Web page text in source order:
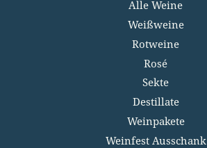
Alle Weine
Weißweine
Rotweine
Rosé
Sekte
Destillate
Weinpakete
Weinfest Ausschank